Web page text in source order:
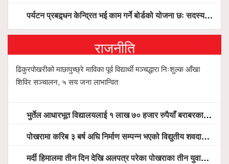
पर्यटन प्रबद्र्धन केन्द्रित भई काम गर्ने बोर्डको योजना छः सदस्य पोखरेल, चलिय पोखरालाई थप प्रभावकारी बनाउन होटल संघको माग
राजनीति
ढिकुरपोखरीको माछापुच्छ्रे माविका पूर्व विद्यार्थी मञ्चद्धारा निःशुल्क आँखा
शिविर सञ्चालन, ५ सय जना लाभान्वित
भुर्तेल आधारभूत विद्यालयलाई १ लाख ७० हजार रुपैयाँ बराबरका शैक्षिक सामग्री हस्तान्तरण
पोखरामा करिब ३ बर्ष अघि निर्माण सम्पन्न भएको विद्युतीय शवदाह गृह अझै संचालनमा आउन सकेन, तत्काल संचालन गर्न स्थानियको माग
मर्दी हिमालमा तीन दिन देखि अलपत्र परेका पोखराका तीन युवाको सशस्त्र प्रहरी सहितको टोलीको साहसिक उद्धार